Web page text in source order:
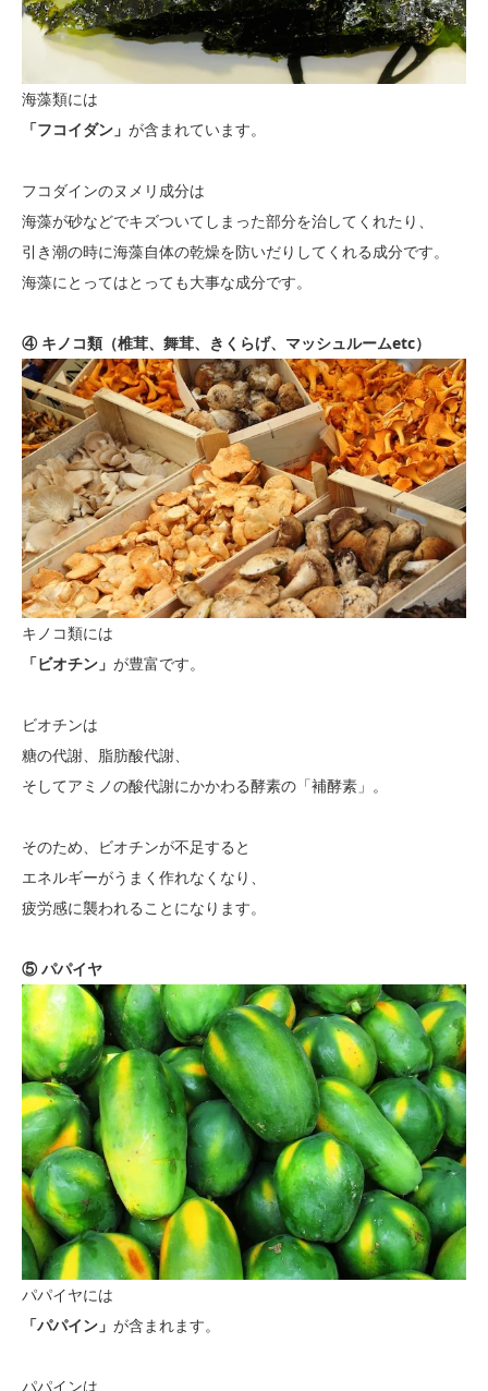
海藻類には
「フコイダン」 が含まれています。
フコダインのヌメリ成分は
海藻が砂などでキズついてしまった部分を治してくれたり、
引き潮の時に海藻自体の乾燥を防いだりしてくれる成分です。
海藻にとってはとっても大事な成分です。
④ キノコ類（椎茸、舞茸、きくらげ、マッシュルームetc）
キノコ類には
「ビオチン」 が豊富です。
ビオチンは
糖の代謝、脂肪酸代謝、
そしてアミノの酸代謝にかかわる酵素の「補酵素」。
そのため、ビオチンが不足すると
エネルギーがうまく作れなくなり、
疲労感に襲われることになります。
⑤ パパイヤ
パパイヤには
「パパイン」 が含まれます。
パパインは